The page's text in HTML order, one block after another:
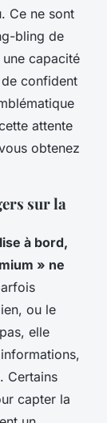
Ce ne sont
bling de
capacité
confident
attente
obtenez
sur la
à bord,
» ne
ou le
elle
Certains
capter la